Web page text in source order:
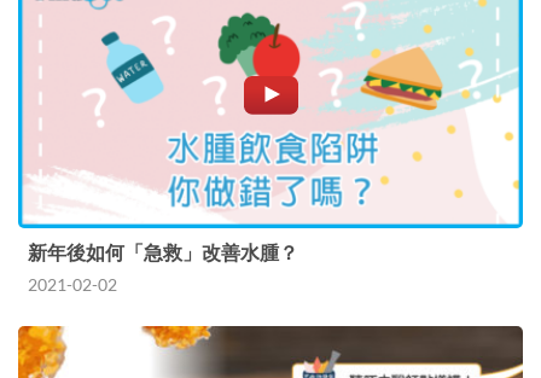
新年後如何「急救」改善水腫？
2021-02-02